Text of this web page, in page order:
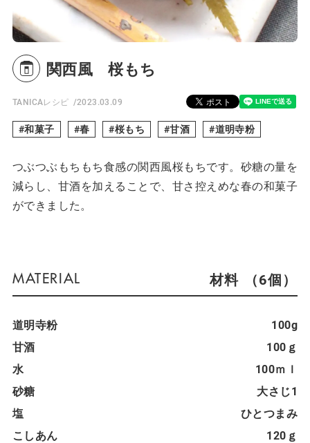
関西風 桜もち
TANICAレシピ 2023.03.09
和菓子 春 桜もち 甘酒 道明寺粉
つぶつぶもちもち食感の関西風桜もちです。砂糖の量を
減らし、甘酒を加えることで、甘さ控えめな春の和菓子
ができました。
材料 （6個）
道明寺粉
100g
甘酒
100ｇ
水
100ｍｌ
砂糖
大さじ1
塩
ひとつまみ
こしあん
120ｇ